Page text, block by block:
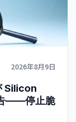
2026年8月9日
Silicon
——停止脆